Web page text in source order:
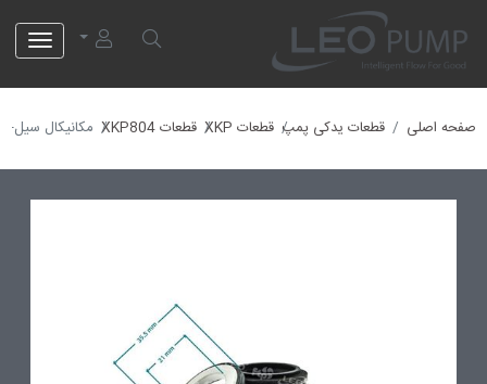
صفحه اصلی قطعات یدکی پمپ قطعات XKP قطعات XKP804 مکانیکال سیل-10013021